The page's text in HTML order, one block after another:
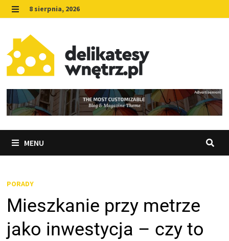
Skip
to
content
MENU
8 sierpnia, 2026
MENU
PORADY
Mieszkanie przy metrze
jako inwestycja – czy to